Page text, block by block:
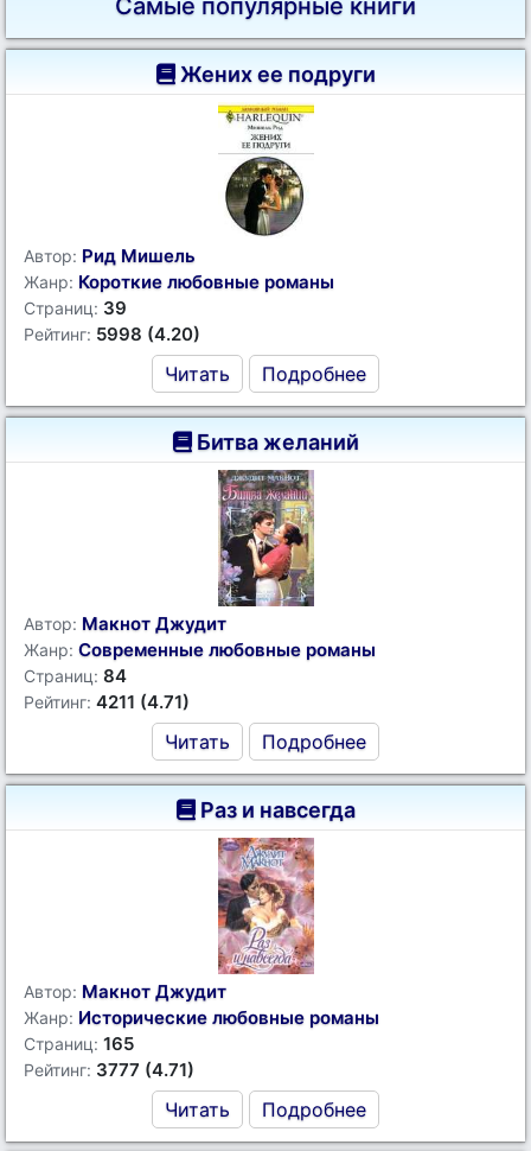
Самые популярные книги
Жених ее подруги
Автор: Рид Мишель
Жанр: Короткие любовные романы
Страниц: 39
Рейтинг: 5998 (4.20)
Читать Подробнее
Битва желаний
Автор: Макнот Джудит
Жанр: Современные любовные романы
Страниц: 84
Рейтинг: 4211 (4.71)
Читать Подробнее
Раз и навсегда
Автор: Макнот Джудит
Жанр: Исторические любовные романы
Страниц: 165
Рейтинг: 3777 (4.71)
Читать Подробнее